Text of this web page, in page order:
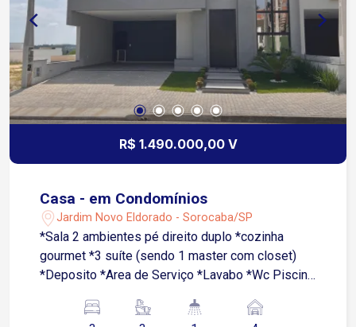
R$ 1.490.000,00 V
Casa - em Condomínios
Jardim Novo Eldorado - Sorocaba/SP
*Sala 2 ambientes pé direito duplo *cozinha
gourmet *3 suíte (sendo 1 master com closet)
*Deposito *Area de Serviço *Lavabo *Wc Piscina
*Mobiliada, com eletrodomésticos novos